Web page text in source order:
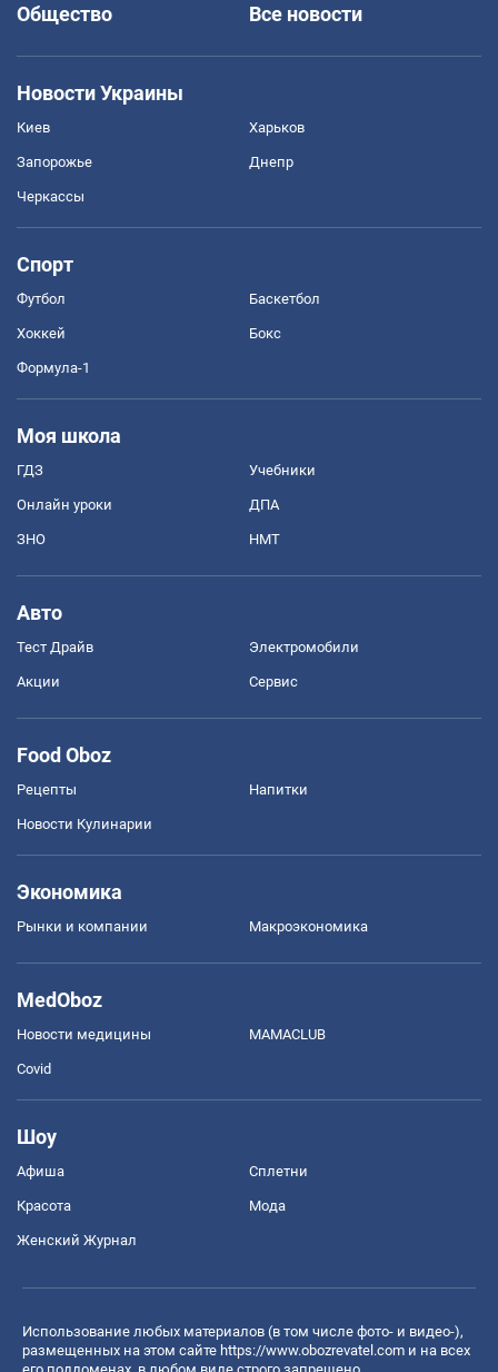
Общество
Все новости
Новости Украины
Киев Харьков
Запорожье Днепр
Черкассы
Спорт
Футбол Баскетбол
Хоккей Бокс
Формула-1
Моя школа
ГДЗ Учебники
Онлайн уроки ДПА
ЗНО НМТ
Авто
Тест Драйв Электромобили
Акции Сервис
Food Oboz
Рецепты Напитки
Новости Кулинарии
Экономика
Рынки и компании Mакроэкономика
MedOboz
Новости медицины MAMACLUB
Covid
Шоу
Афиша Сплетни
Красота Мода
Женский Журнал
Использование любых материалов (в том числе фото- и видео-),
размещенных на этом сайте https://www.obozrevatel.com и на всех